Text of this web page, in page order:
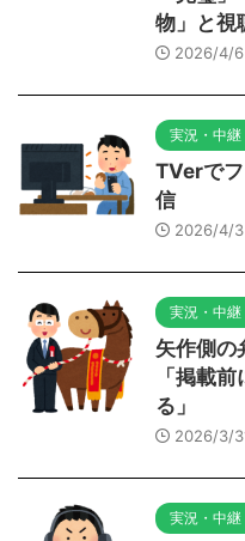
物」と視
2026/4/6
実況・中継
TVerで
信
2026/4/3
実況・中継
矢作側の
「掲載
る」
2026/3/
実況・中継